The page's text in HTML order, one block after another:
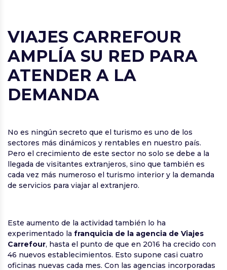
VIAJES CARREFOUR
AMPLÍA SU RED PARA
ATENDER A LA
DEMANDA
No es ningún secreto que el turismo es uno de los
sectores más dinámicos y rentables en nuestro país.
Pero el crecimiento de este sector no solo se debe a la
llegada de visitantes extranjeros, sino que también es
cada vez más numeroso el turismo interior y la demanda
de servicios para viajar al extranjero.
Este aumento de la actividad también lo ha
experimentado la franquicia de la agencia de Viajes
Carrefour, hasta el punto de que en 2016 ha crecido con
46 nuevos establecimientos. Esto supone casi cuatro
oficinas nuevas cada mes. Con las agencias incorporadas